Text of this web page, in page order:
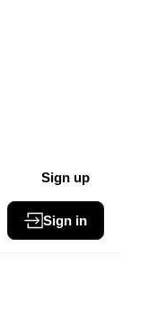
Sign up
Sign in